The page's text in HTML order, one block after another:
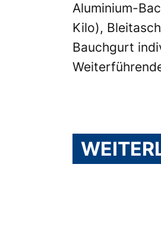
Aluminium-
Kilo),
Bauchgurt